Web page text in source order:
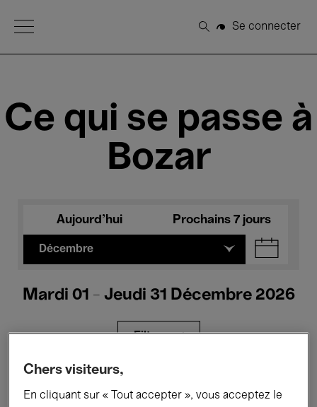
Open Menu
Rechercher
Se connecter
Ce qui se passe à
Bozar
Aujourd'hui Prochains 7 jours
Décembre
Mardi 01 - Jeudi 31 Décembre 2026
Filtres
Chers visiteurs,
En cliquant sur « Tout accepter », vous acceptez le